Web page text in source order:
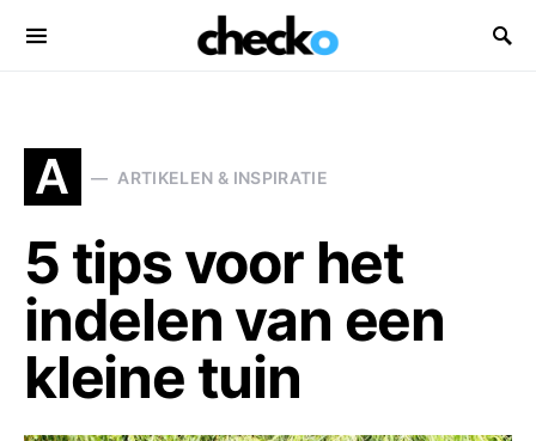
Search for:
A ARTIKELEN & INSPIRATIE
5 tips voor het
indelen van een
kleine tuin